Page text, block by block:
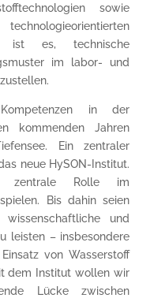
sowie
ist es, technische
im labor- und
in der
kommenden Jahren
Ein zentraler
neue HySON-Institut.
zentrale Rolle im
Bis dahin seien
und
leisten – insbesondere
von Wasserstoff
dem Institut wollen wir
Lücke zwischen